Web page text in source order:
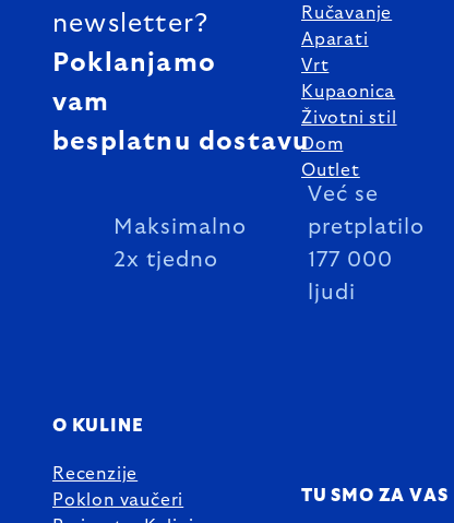
newsletter?
Poklanjamo
vam
besplatnu dostavu
Maksimalno
2x tjedno
Već se
pretplatilo
177 000
ljudi
Ručavanje
Aparati
Vrt
Kupaonica
Životni stil
Dom
Outlet
O KULINE
Recenzije
Poklon vaučeri
TU SMO ZA VAS